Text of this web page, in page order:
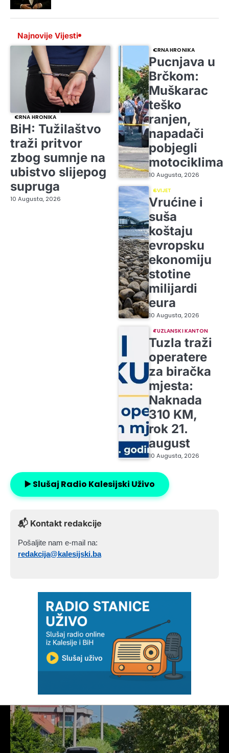
Najnovije Vijesti
CRNA HRONIKA
BiH: Tužilaštvo
traži pritvor
zbog sumnje na
ubistvo slijepog
supruga
10 Augusta, 2026
CRNA HRONIKA
Pucnjava u
Brčkom:
Muškarac
teško
ranjen,
napadači
pobjegli
motociklima
10 Augusta, 2026
SVIJET
Vrućine i
suša
koštaju
evropsku
ekonomiju
stotine
milijardi
eura
10 Augusta, 2026
TUZLANSKI KANTON
Tuzla traži
operatere
za biračka
mjesta:
Naknada
310 KM,
rok 21.
august
10 Augusta, 2026
▶️ Slušaj Radio Kalesijski Uživo
📬 Kontakt redakcije
Pošaljite nam e-mail na:
redakcija@kalesijski.ba